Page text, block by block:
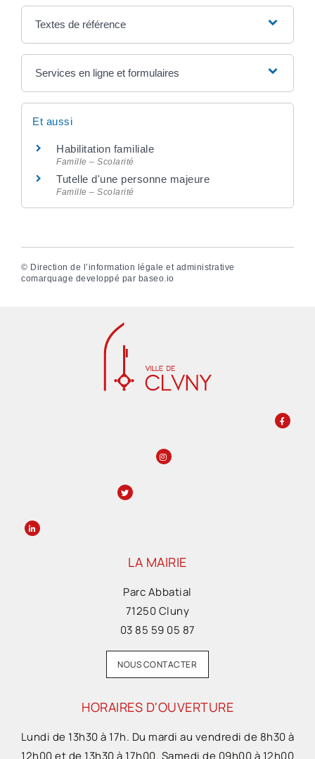
Textes de référence
Services en ligne et formulaires
Et aussi
Habilitation familiale
Famille – Scolarité
Tutelle d'une personne majeure
Famille – Scolarité
© Direction de l’information légale et administrative
comarquage developpé par baseo.io
LA MAIRIE
Parc Abbatial
71250 Cluny
03 85 59 05 87
NOUS CONTACTER
HORAIRES D'OUVERTURE
Lundi de 13h30 à 17h. Du mardi au vendredi de 8h30 à
12h00 et de 13h30 à 17h00. Samedi de 09h00 à 12h00